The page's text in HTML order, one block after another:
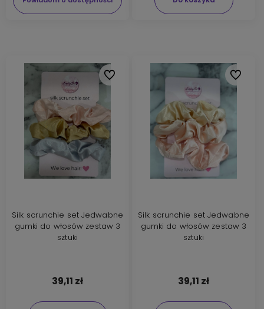
Silk scrunchie set Jedwabne
gumki do włosów zestaw 3
sztuki
39,11 zł
Do ulubionych
Silk scrunchie set Jedwabne
gumki do włosów zestaw 3
sztuki
39,11 zł
Do